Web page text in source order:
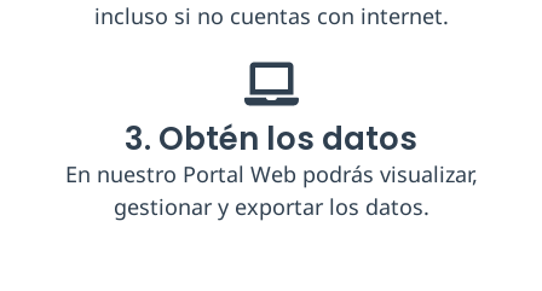
incluso si no cuentas con internet.
3. Obtén los datos
En nuestro Portal Web podrás visualizar,
gestionar y exportar los datos.